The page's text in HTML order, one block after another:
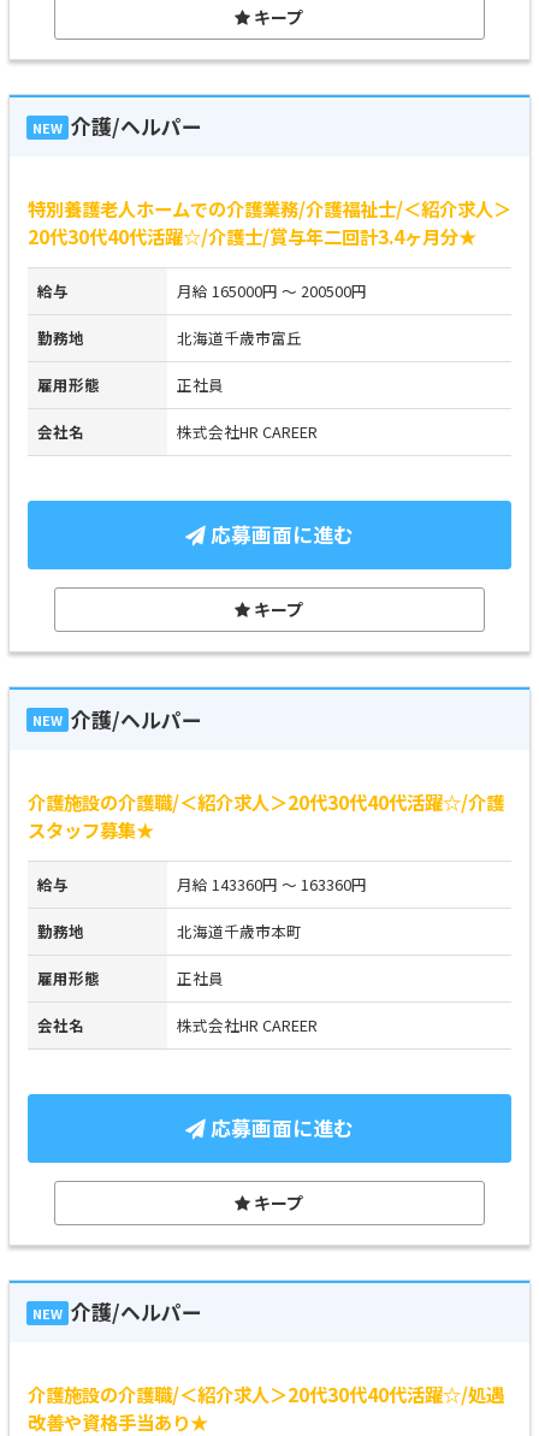
キープ
NEW 介護/ヘルパー
特別養護老人ホームでの介護業務/介護福祉士/＜紹介求人＞
20代30代40代活躍☆/介護士/賞与年二回計3.4ヶ月分★
給与 月給 165000円 ～ 200500円
勤務地 北海道千歳市富丘
雇用形態 正社員
会社名 株式会社HR CAREER
応募画面に進む
キープ
NEW 介護/ヘルパー
介護施設の介護職/＜紹介求人＞20代30代40代活躍☆/介護
スタッフ募集★
給与 月給 143360円 ～ 163360円
勤務地 北海道千歳市本町
雇用形態 正社員
会社名 株式会社HR CAREER
応募画面に進む
キープ
NEW 介護/ヘルパー
介護施設の介護職/＜紹介求人＞20代30代40代活躍☆/処遇
改善や資格手当あり★